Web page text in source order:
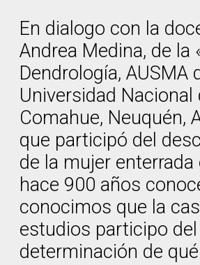
En dialogo con la
Andrea Medina, de la
Dendrología, AUSMA
Universidad Nacional
Comahue, Neuquén,
que participó del
de la mujer enterrada
hace 900 años
conocimos que la
estudios participo
determinación de